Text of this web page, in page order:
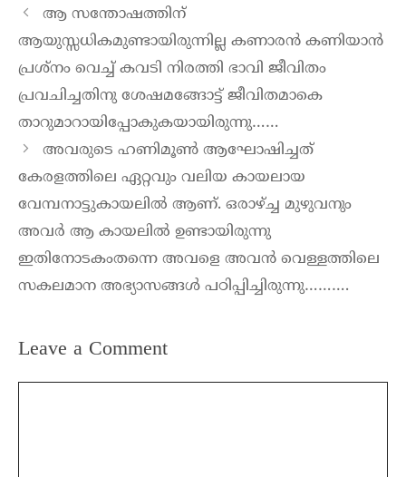
ആ സന്തോഷത്തിന്
ആയുസ്സധികമുണ്ടായിരുന്നില്ല കണാരൻ കണിയാൻ
പ്രശ്നം വെച്ച് കവടി നിരത്തി ഭാവി ജീവിതം
പ്രവചിച്ചതിനു ശേഷമങ്ങോട്ട് ജീവിതമാകെ
താറുമാറായിപ്പോകുകയായിരുന്നു……
അവരുടെ ഹണിമൂൺ ആഘോഷിച്ചത്
കേരളത്തിലെ ഏറ്റവും വലിയ കായലായ
വേമ്പനാട്ടുകായലിൽ ആണ്. ഒരാഴ്ച്ച മുഴുവനും
അവർ ആ കായലിൽ ഉണ്ടായിരുന്നു
ഇതിനോടകംതന്നെ അവളെ അവൻ വെള്ളത്തിലെ
സകലമാന അഭ്യാസങ്ങൾ പഠിപ്പിച്ചിരുന്നു……….
Leave a Comment